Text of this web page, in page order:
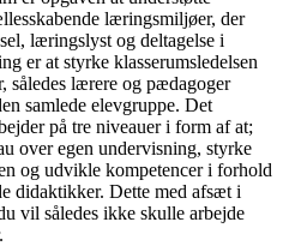
læringsmiljøer, der
læringslyst og deltagelse i
er at styrke klasserumsledelsen
således lærere og pædagoger
samlede elevgruppe. Det
på tre niveauer i form af at;
over egen undervisning, styrke
og udvikle kompetencer i forhold
didaktikker. Dette med afsæt i
vil således ikke skulle arbejde